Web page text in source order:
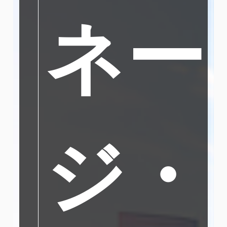
ネー
ジ・